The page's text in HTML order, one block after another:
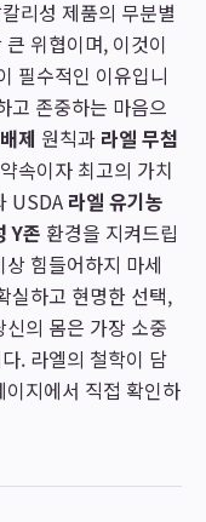
리성 제품의 무분별
위협이며, 이것이
필수적인 이유입니
고 존중하는 마음으
제 원칙과 라엘 무첨
속이자 최고의 가치
USDA 라엘 유기농
Y존 환경을 지켜드립
힘들어하지 마세
실하고 현명한 선택,
의 몸은 가장 소중
. 라엘의 철학이 담
이지에서 직접 확인하